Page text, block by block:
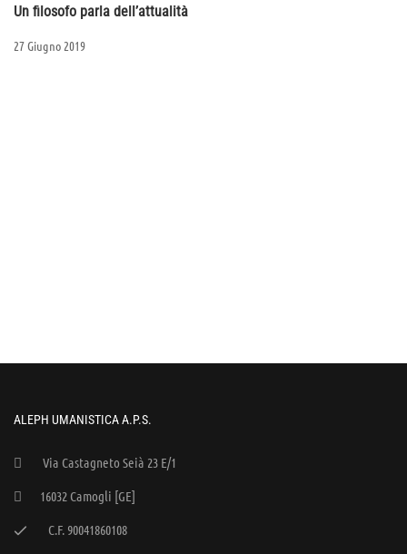
Un filosofo parla dell’attualità
27 Giugno 2019
ALEPH UMANISTICA A.P.S.
Via Castagneto Seià 23 E/1
16032 Camogli [GE]
C.F. 90041860108